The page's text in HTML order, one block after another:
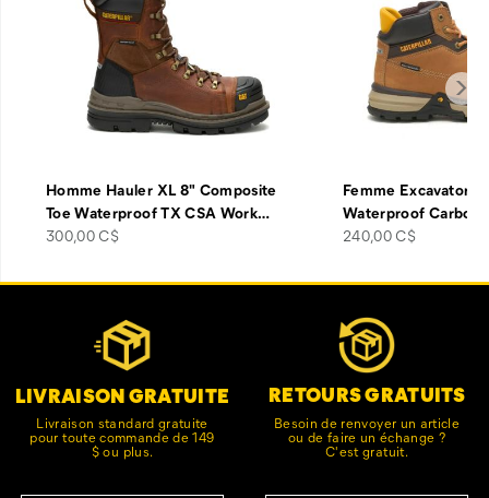
Homme Hauler XL 8" Composite
Toe Waterproof TX CSA Work…
price
300,00 C$
Femme Excavator
Waterproof Carbon
price
240,00 C$
Liens
pageLIVRAISON GRATUITE
Livraison standard gratuite
pour toute commande de 149
$ ou plus.
RETOURS GRATUITS
Besoin de renvoyer un article
ou de faire un échange ?
C'est gratuit.